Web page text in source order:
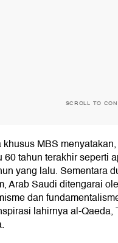
SCROLL TO
khusus MBS
60 tahun terakhir seperti
yang lalu. Sementara
Arab Saudi ditengarai
dan
lahirnya al-